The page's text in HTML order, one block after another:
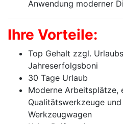
Anwendung moderner
Ihre Vorteile:
Top Gehalt zzgl.
Jahreserfolgsboni
30 Tage Urlaub
Moderne Arbeitsplätze,
Qualitätswerkzeuge
Werkzeugwagen